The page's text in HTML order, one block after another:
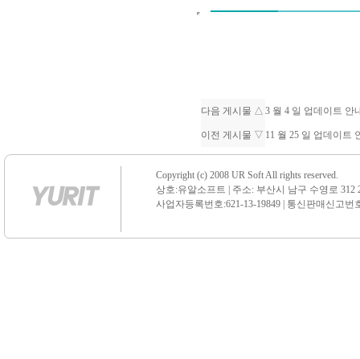
다음 게시물 △ 3 월 4 일 업데이트 안
이전 게시물 ▽ 11 월 25 일 업데이트
Copyright (c) 2008 UR Soft All rights reserved.
상호:유알소프트 | 주소: 부산시 남구 수영로 312
사업자등록번호:621-13-19849 | 통신판매신고번